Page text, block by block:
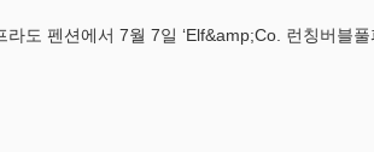
펜션에서 7월 7일 ‘Elf&amp;Co. 런칭버블풀